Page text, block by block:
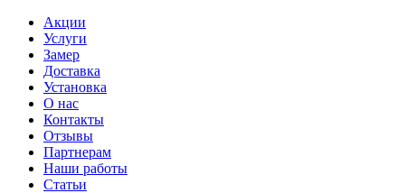
Акции
Услуги
Замер
Доставка
Установка
О нас
Контакты
Отзывы
Партнерам
Наши работы
Статьи